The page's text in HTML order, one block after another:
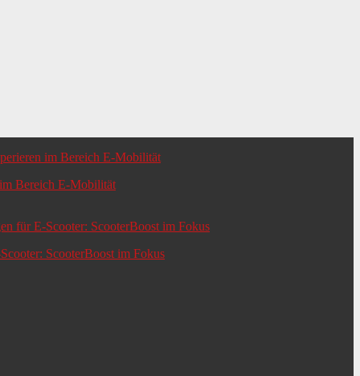
Bereich E-Mobilität
ScooterBoost im Fokus